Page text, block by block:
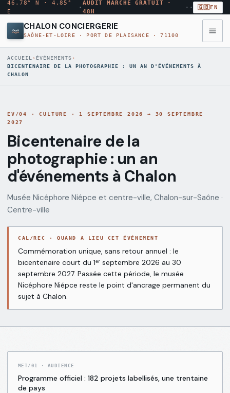
46.78° N · 4.85°
E
·
AUDIT MARCHÉ GRATUIT ·
48H
· · 🇬🇧EN
CHALON CONCIERGERIE
SAÔNE-ET-LOIRE · PORT DE PLAISANCE · 71100
·
10
MODULES
ANN
conciergeries
→
CMP
Comparateur
tarifs
QRT
Chalon
→
Grand
Chalon
→
RPT
Rapports
de
marché
éditorial
DEM
Notre
AUDIT
MARCHÉ
GRATUIT
Rapport
email
48
ACCUEIL › ÉVÉNEMENTS ›
BICENTENAIRE DE LA PHOTOGRAPHIE : UN AN D'ÉVÉNEMENTS À
CHALON
EV/04 ·CULTURE · 1 SEPTEMBRE 2026 → 30 SEPTEMBRE
2027
Bicentenaire de la
photographie : un an
d'événements à Chalon
Musée Nicéphore Niépce et centre-ville, Chalon-sur-Saône ·
Centre-ville
CAL/REC · QUAND A LIEU CET ÉVÉNEMENT
Commémoration unique, sans retour annuel : le
bicentenaire court du 1ᵉʳ septembre 2026 au 30
septembre 2027. Passée cette période, le musée
Nicéphore Niépce reste le point d'ancrage permanent du
sujet à Chalon.
MET/01 · AUDIENCE
Programme officiel : 182 projets labellisés, une trentaine
de pays